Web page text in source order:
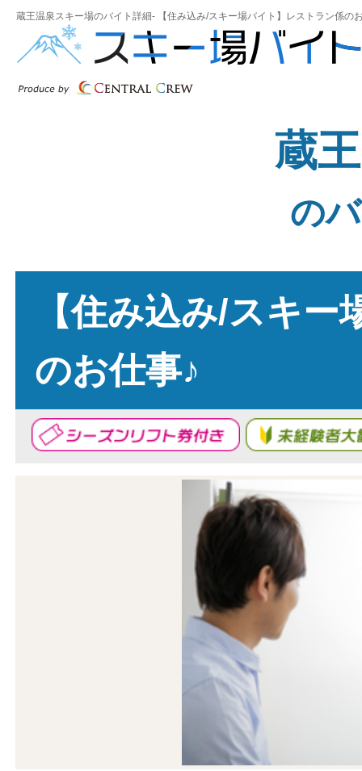
蔵王温泉スキー場のバイト詳細- 【住み込み/スキー場バイト】レストラン係の
蔵
の
【住み込み/スキ
のお仕事♪